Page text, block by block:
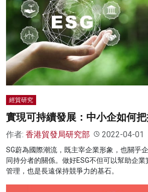
經貿研究
實現可持續發展：中小企如何
作者: 香港貿發局研究部 2022-04-01
SG蔚為國際潮流，既主宰企業形象，也關乎
同持分者的關係。做好ESG不但可以幫助企
管理，也是長遠保持競爭力的基石。